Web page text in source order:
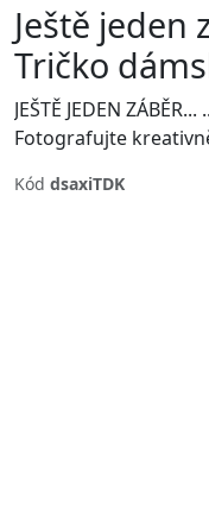
Ještě jeden
Tričko
Fotografujte kreativně a zejména
Kód dsaxiTDK